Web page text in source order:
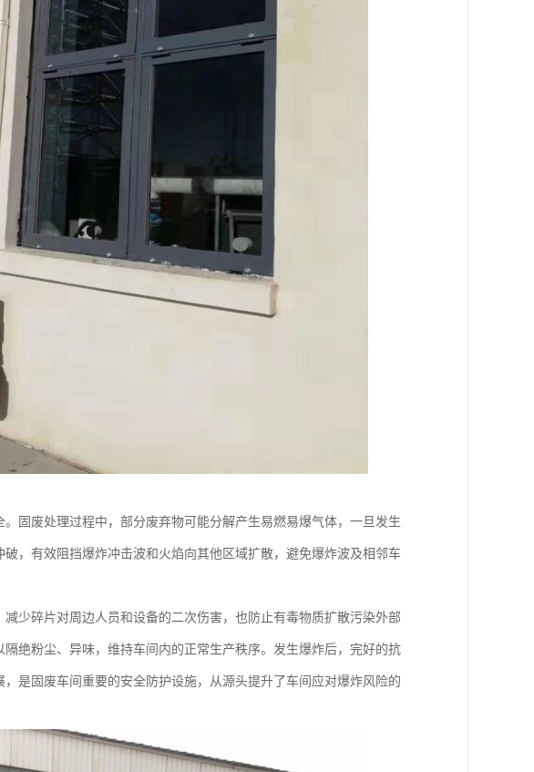
固废处理过程中，部分废弃物可能分解产生易燃易爆气体，一旦发生
，有效阻挡爆炸冲击波和火焰向其他区域扩散，避免爆炸波及相邻车
少碎片对周边人员和设备的二次伤害，也防止有毒物质扩散污染外部
绝粉尘、异味，维持车间内的正常生产秩序。发生爆炸后，完好的抗
是固废车间重要的安全防护设施，从源头提升了车间应对爆炸风险的